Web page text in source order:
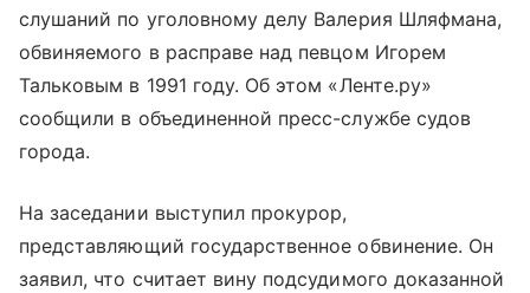
слушаний по уголовному делу Валерия Шляфмана,
обвиняемого в расправе над певцом Игорем
Тальковым в 1991 году. Об этом «Ленте.ру»
сообщили в объединенной пресс-службе судов
города.
На заседании выступил прокурор,
представляющий государственное обвинение. Он
заявил, что считает вину подсудимого доказанной